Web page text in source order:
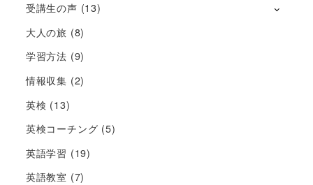
受講生の声 (13)
大人の旅 (8)
学習方法 (9)
情報収集 (2)
英検 (13)
英検コーチング (5)
英語学習 (19)
英語教室 (7)